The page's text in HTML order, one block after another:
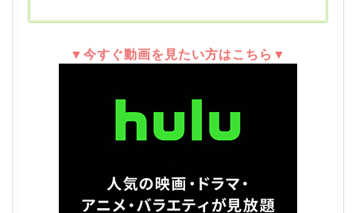
▼今すぐ動画を見たい方はこちら▼